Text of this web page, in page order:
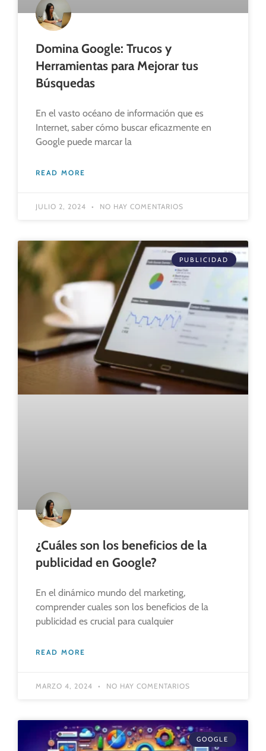
Domina Google: Trucos y
Herramientas para Mejorar tus
Búsquedas
En el vasto océano de información que es
Internet, saber cómo buscar eficazmente en
Google puede marcar la
READ MORE
JULIO 2, 2024 NO HAY COMENTARIOS
PUBLICIDAD
¿Cuáles son los beneficios de la
publicidad en Google?
En el dinámico mundo del marketing,
comprender cuales son los beneficios de la
publicidad es crucial para cualquier
READ MORE
MARZO 4, 2024 NO HAY COMENTARIOS
GOOGLE